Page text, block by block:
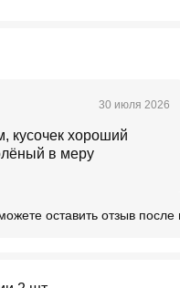
30 июля 2026
кусочек хороший
в меру
оставить отзыв после